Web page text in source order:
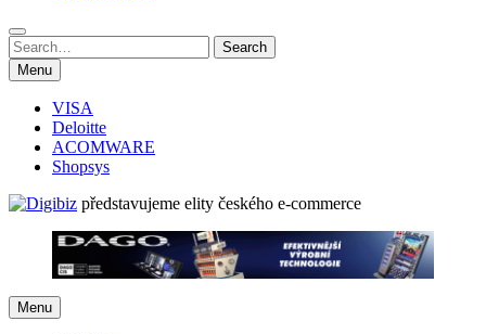
Search
for:
Search
Menu
VISA
Deloitte
ACOMWARE
Shopsys
představujeme elity českého e-commerce
Menu